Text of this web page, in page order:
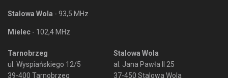
Stalowa Wola - 93,5 MHz
Mielec - 102,4 MHz
Tarnobrzeg
ul. Wyspiańskiego 12/5
39-400 Tarnobrzeg
Stalowa Wola
al. Jana Pawła II 25
37-450 Stalowa Wola